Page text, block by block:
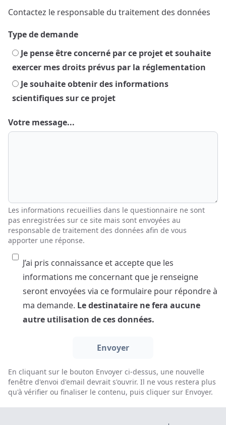
Contactez le responsable du traitement des données
Type de demande
exercer mes droits prévus par la réglementation
scientifiques sur ce projet
Votre message...
Les informations recueillies dans le questionnaire ne sont
pas enregistrées sur ce site mais sont envoyées au
responsable de traitement des données afin de vous
apporter une réponse.
J’ai pris connaissance et accepte que les
informations me concernant que je renseigne
seront envoyées via ce formulaire pour répondre à
ma demande. Le destinataire ne fera aucune
autre utilisation de ces données.
En cliquant sur le bouton Envoyer ci-dessus, une nouvelle
fenêtre d'envoi d'email devrait s'ouvrir. Il ne vous restera plus
qu'à vérifier ou finaliser le contenu, puis cliquer sur Envoyer.